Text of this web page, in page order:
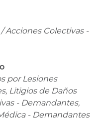
Acciones Colectivas -
por Lesiones
Litigios de Daños
- Demandantes,
- Demandantes